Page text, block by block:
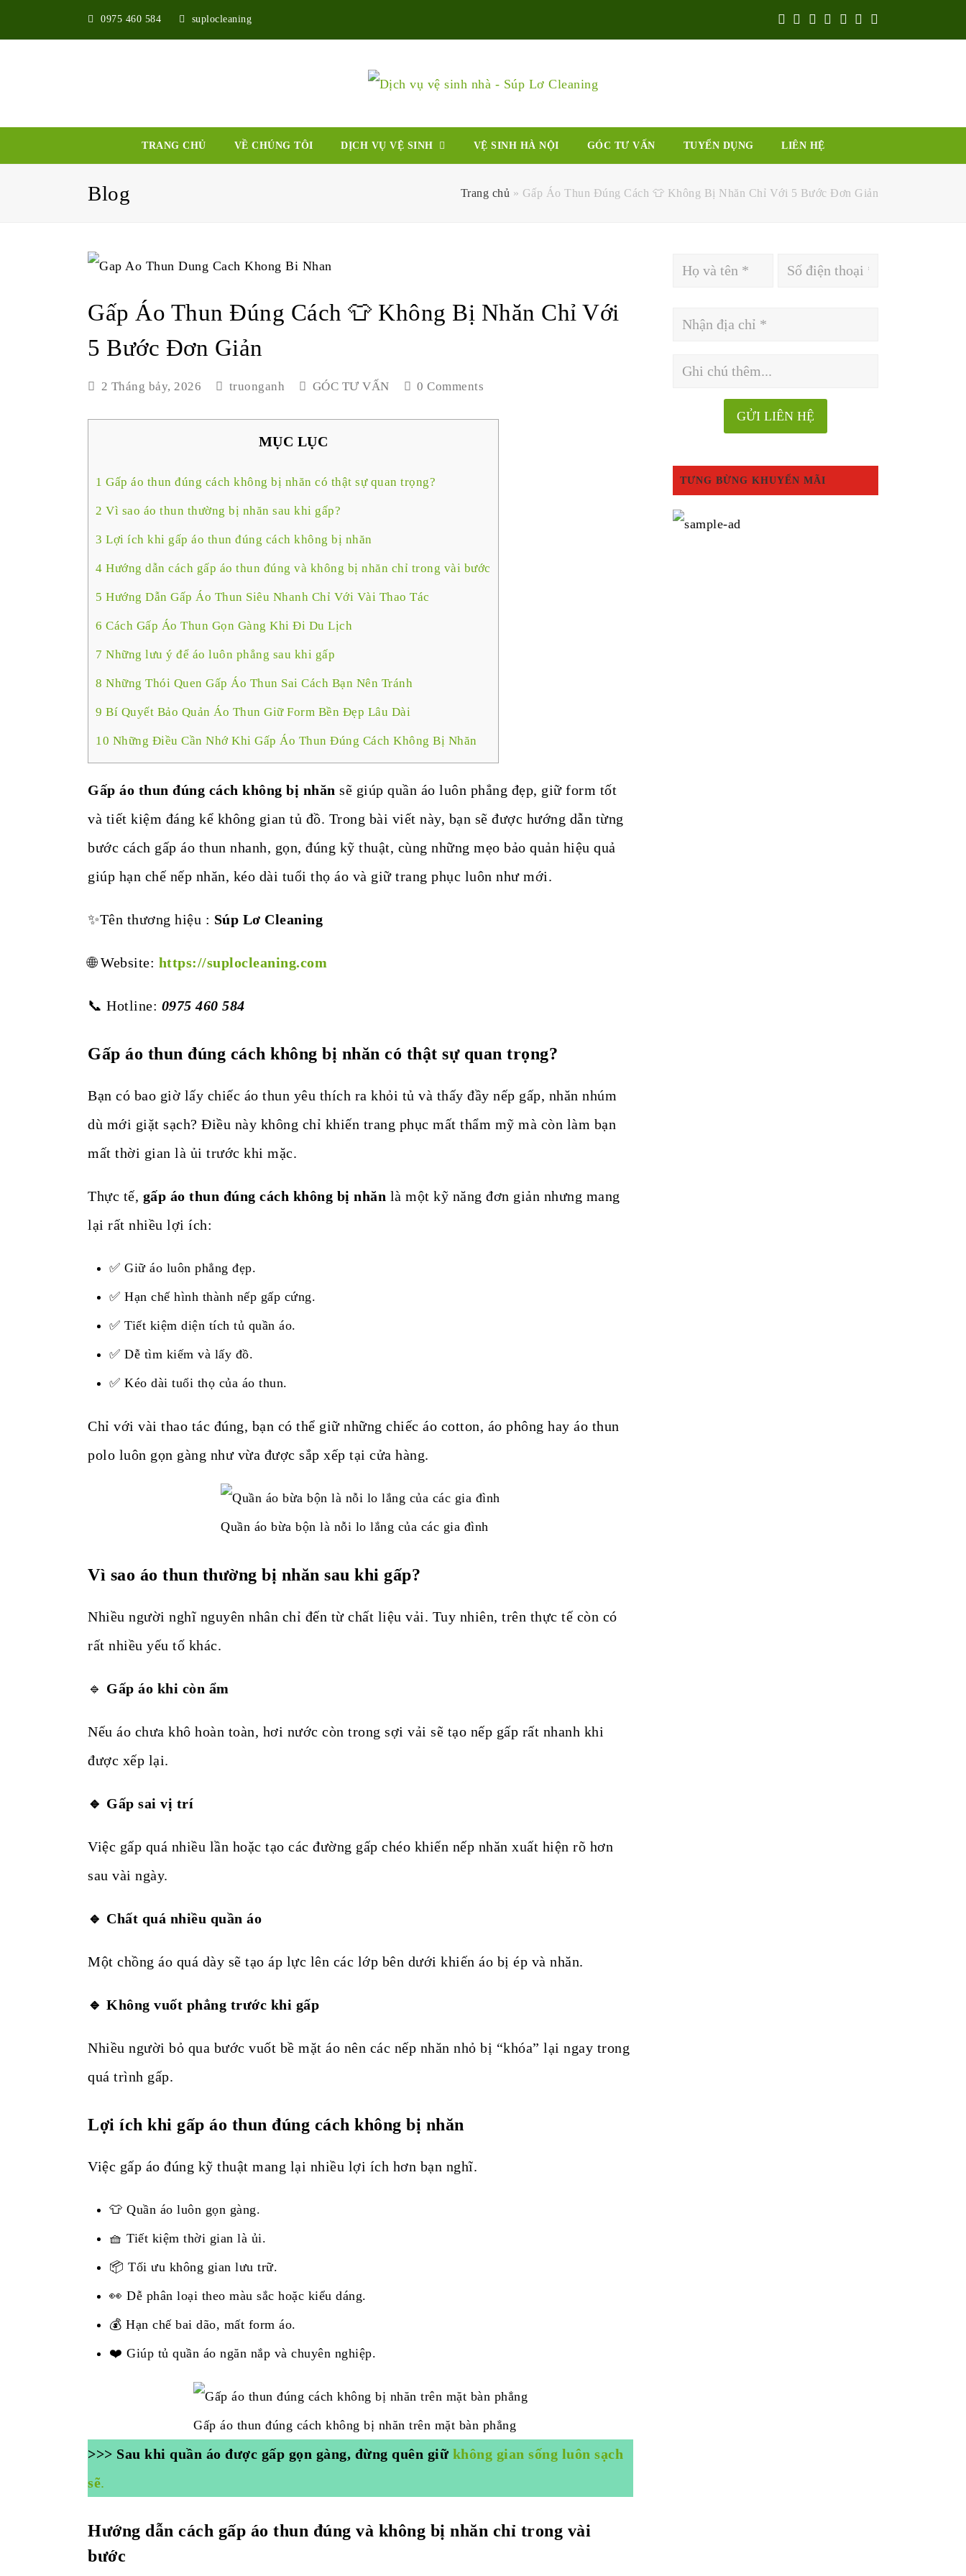
0975 460 584 suplocleaning TwitterFacebook
Google
Plus
Pinterest
Instagram
Youtube
TRANG CHỦ VỀ CHÚNG TÔI DỊCH VỤ VỆ SINH VỆ SINH HÀ NỘI GÓC TƯ VẤN TUYỂN DỤNG LIÊN HỆ
Blog Trang chủ » Gấp Áo Thun Đúng Cách 👕 Không Bị Nhăn Chỉ Với 5 Bước Đơn Giản
Gấp Áo Thun Đúng Cách 👕 Không Bị Nhăn Chỉ Với
5 Bước Đơn Giản
2 Tháng bảy, 2026 truonganh GÓC TƯ VẤN 0 Comments
MỤC LỤC
1 Gấp áo thun đúng cách không bị nhăn có thật sự quan trọng?
2 Vì sao áo thun thường bị nhăn sau khi gấp?
3 Lợi ích khi gấp áo thun đúng cách không bị nhăn
4 Hướng dẫn cách gấp áo thun đúng và không bị nhăn chỉ trong vài bước
5 Hướng Dẫn Gấp Áo Thun Siêu Nhanh Chỉ Với Vài Thao Tác
6 Cách Gấp Áo Thun Gọn Gàng Khi Đi Du Lịch
7 Những lưu ý để áo luôn phẳng sau khi gấp
8 Những Thói Quen Gấp Áo Thun Sai Cách Bạn Nên Tránh
9 Bí Quyết Bảo Quản Áo Thun Giữ Form Bền Đẹp Lâu Dài
10 Những Điều Cần Nhớ Khi Gấp Áo Thun Đúng Cách Không Bị Nhăn
Gấp áo thun đúng cách không bị nhăn sẽ giúp quần áo luôn phẳng đẹp, giữ form tốt
và tiết kiệm đáng kể không gian tủ đồ. Trong bài viết này, bạn sẽ được hướng dẫn từng
bước cách gấp áo thun nhanh, gọn, đúng kỹ thuật, cùng những mẹo bảo quản hiệu quả
giúp hạn chế nếp nhăn, kéo dài tuổi thọ áo và giữ trang phục luôn như mới.
✨Tên thương hiệu : Súp Lơ Cleaning
🌐 Website: https://suplocleaning.com
📞 Hotline: 0975 460 584
Gấp áo thun đúng cách không bị nhăn có thật sự quan trọng?
Bạn có bao giờ lấy chiếc áo thun yêu thích ra khỏi tủ và thấy đầy nếp gấp, nhăn nhúm
dù mới giặt sạch? Điều này không chỉ khiến trang phục mất thẩm mỹ mà còn làm bạn
mất thời gian là ủi trước khi mặc.
Thực tế, gấp áo thun đúng cách không bị nhăn là một kỹ năng đơn giản nhưng mang
lại rất nhiều lợi ích:
✅ Giữ áo luôn phẳng đẹp.
✅ Hạn chế hình thành nếp gấp cứng.
✅ Tiết kiệm diện tích tủ quần áo.
✅ Dễ tìm kiếm và lấy đồ.
✅ Kéo dài tuổi thọ của áo thun.
Chỉ với vài thao tác đúng, bạn có thể giữ những chiếc áo cotton, áo phông hay áo thun
polo luôn gọn gàng như vừa được sắp xếp tại cửa hàng.
Quần áo bừa bộn là nỗi lo lắng của các gia đình
Vì sao áo thun thường bị nhăn sau khi gấp?
Nhiều người nghĩ nguyên nhân chỉ đến từ chất liệu vải. Tuy nhiên, trên thực tế còn có
rất nhiều yếu tố khác.
🔹 Gấp áo khi còn ẩm
Nếu áo chưa khô hoàn toàn, hơi nước còn trong sợi vải sẽ tạo nếp gấp rất nhanh khi
được xếp lại.
🔹 Gấp sai vị trí
Việc gấp quá nhiều lần hoặc tạo các đường gấp chéo khiến nếp nhăn xuất hiện rõ hơn
sau vài ngày.
🔹 Chất quá nhiều quần áo
Một chồng áo quá dày sẽ tạo áp lực lên các lớp bên dưới khiến áo bị ép và nhăn.
🔹 Không vuốt phẳng trước khi gấp
Nhiều người bỏ qua bước vuốt bề mặt áo nên các nếp nhăn nhỏ bị “khóa” lại ngay trong
quá trình gấp.
Lợi ích khi gấp áo thun đúng cách không bị nhăn
Việc gấp áo đúng kỹ thuật mang lại nhiều lợi ích hơn bạn nghĩ.
👕 Quần áo luôn gọn gàng.
🧺 Tiết kiệm thời gian là ủi.
📦 Tối ưu không gian lưu trữ.
👀 Dễ phân loại theo màu sắc hoặc kiểu dáng.
💰 Hạn chế bai dão, mất form áo.
❤️ Giúp tủ quần áo ngăn nắp và chuyên nghiệp.
Gấp áo thun đúng cách không bị nhăn trên mặt bàn phẳng
>>> Sau khi quần áo được gấp gọn gàng, đừng quên giữkhông gian sống luôn sạch
sẽ.
Hướng dẫn cách gấp áo thun đúng và không bị nhăn chỉ trong vài
bước
TƯNG BỪNG KHUYẾN MÃI